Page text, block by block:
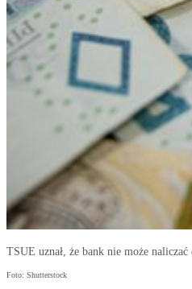
TSUE uznał, że bank nie może
Foto: Shutterstock